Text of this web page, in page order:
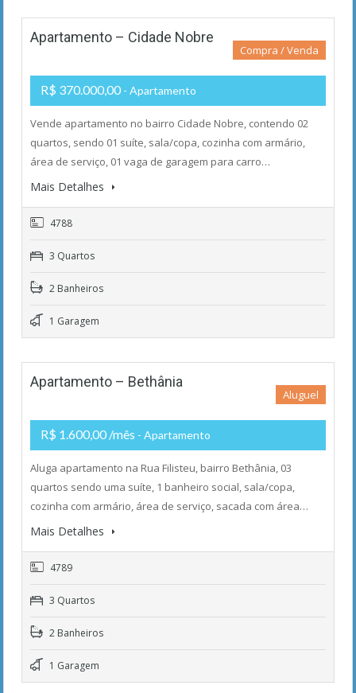
Apartamento – Cidade Nobre
Compra / Venda
R$ 370.000,00 - Apartamento
Vende apartamento no bairro Cidade Nobre, contendo 02
quartos, sendo 01 suíte, sala/copa, cozinha com armário,
área de serviço, 01 vaga de garagem para carro…
Mais Detalhes
4788
3 Quartos
2 Banheiros
1 Garagem
Apartamento – Bethânia
Aluguel
R$ 1.600,00 /mês - Apartamento
Aluga apartamento na Rua Filisteu, bairro Bethânia, 03
quartos sendo uma suíte, 1 banheiro social, sala/copa,
cozinha com armário, área de serviço, sacada com área…
Mais Detalhes
4789
3 Quartos
2 Banheiros
1 Garagem